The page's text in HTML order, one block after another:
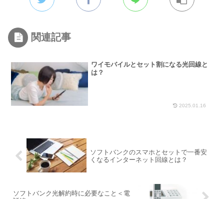
関連記事
ワイモバイルとセット割になる光回線と
は？
2025.01.16
ソフトバンクのスマホとセットで一番安
くなるインターネット回線とは？
ソフトバンク光解約時に必要なこと＜電